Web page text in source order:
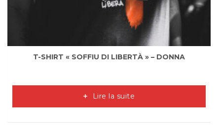
T-SHIRT « SOFFIU DI LIBERTÀ » – DONNA
Lire la suite